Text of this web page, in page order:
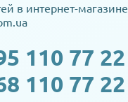
в интернет-магазине
110 77 22
110 77 22